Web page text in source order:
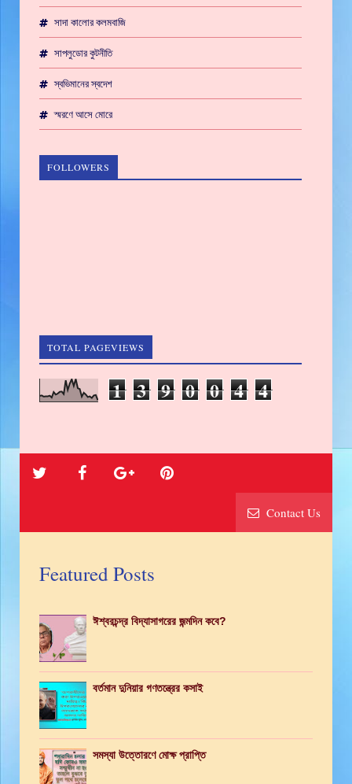
সাদা কালোর কলমবাজি
সাপলুডোর কুটনীতি
স্বভিমানের স্বদেশ
স্মরণে আসে মোরে
FOLLOWERS
TOTAL PAGEVIEWS
1 3 9 0 0 4 4
Contact Us
Featured Posts
ঈশ্বরচন্দ্র বিদ্যাসাগরের জন্মদিন কবে?
বর্তমান দুনিয়ার গণতন্ত্রের কসাই
সমস্যা উত্তোরণে মোক্ষ প্রাপ্তি